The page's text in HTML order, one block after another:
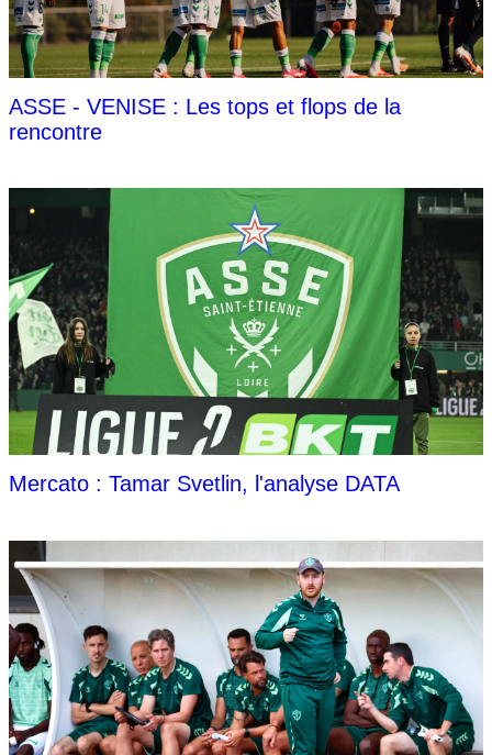
ASSE - VENISE : Les tops et flops de la
rencontre
Mercato : Tamar Svetlin, l'analyse DATA